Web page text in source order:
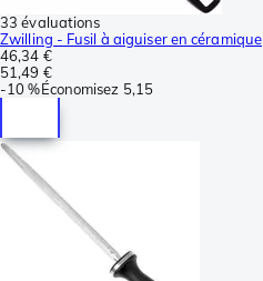
33 évaluations
Zwilling - Fusil à aiguiser en céramique
46,34 €
51,49 €
-10 %Économisez 5,15